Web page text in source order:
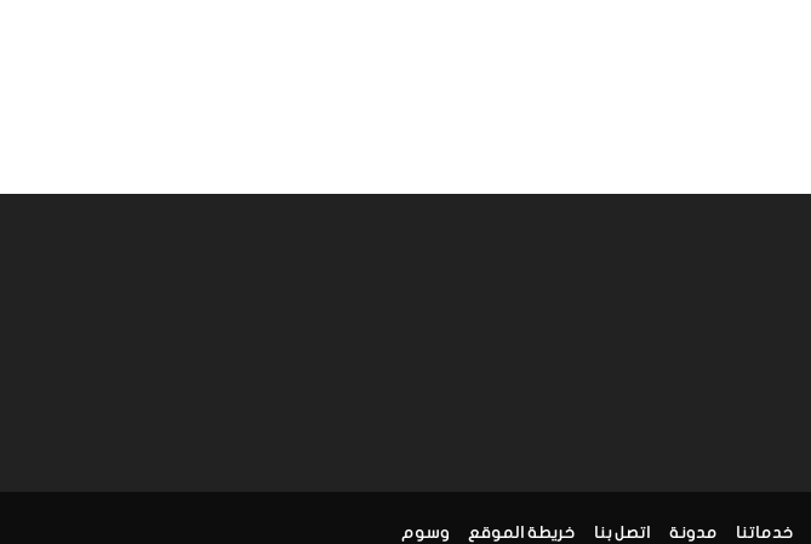
خدماتنا مدونة اتصل بنا خريطة الموقع وسوم